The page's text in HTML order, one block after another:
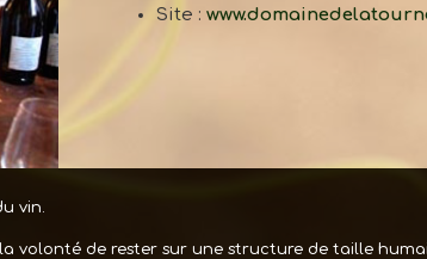
Site :
vin.
volonté de rester sur une structure de taille